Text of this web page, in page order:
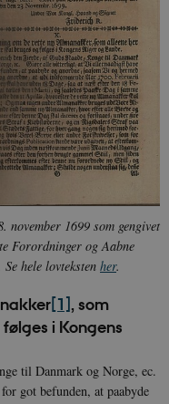
1699 som gengivet
Forordninger og Aabne
hele lovteksten her.
[1], som
i Kongens
til Danmark og Norge, ec.
got befunden, at paabyde